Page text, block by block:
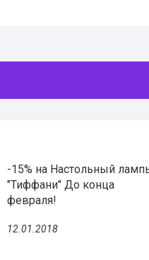
-15% на Настольный
"Тиффани" До конца
февраля!
12.01.2018